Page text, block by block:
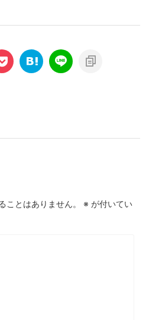
ことはありません。 ※ が付いてい